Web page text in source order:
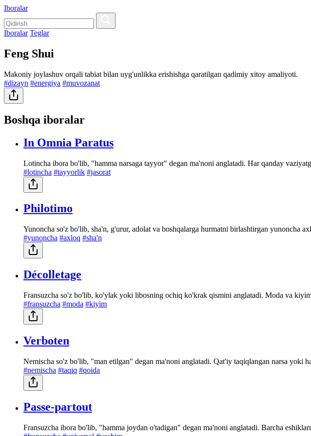
Iboralar
Iboralar Teglar
Feng Shui
Makoniy joylashuv orqali tabiat bilan uyg'unlikka erishishga qaratilgan qadimiy xitoy amaliyoti.
#dizayn #energiya #muvozanat
Boshqa iboralar
In Omnia Paratus
Lotincha ibora bo'lib, "hamma narsaga tayyor" degan ma'noni anglatadi. Har qanday
#lotincha #tayyorlik #jasorat
Philotimo
Yunoncha so'z bo'lib, sha'n, g'urur, adolat va boshqalarga hurmatni birlashtirgan yunoncha
#yunoncha #axloq #sha'n
Décolletage
Fransuzcha so'z bo'lib, ko'ylak yoki libosning ochiq ko'krak qismini anglatadi. Moda va
#fransuzcha #moda #kiyim
Verboten
Nemischa so'z bo'lib, "man etilgan" degan ma'noni anglatadi. Qat'iy taqiqlangan narsa yoki
#nemischa #taqiq #qoida
Passe-partout
Fransuzcha ibora bo'lib, "hamma joydan o'tadigan" degan ma'noni anglatadi. Barcha